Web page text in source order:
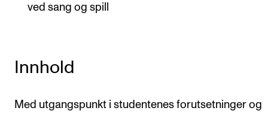
Hvem gjør hva i administrasjonen?
ved sang og spill
Innhold
Med utgangspunkt i studentenes forutsetninger og